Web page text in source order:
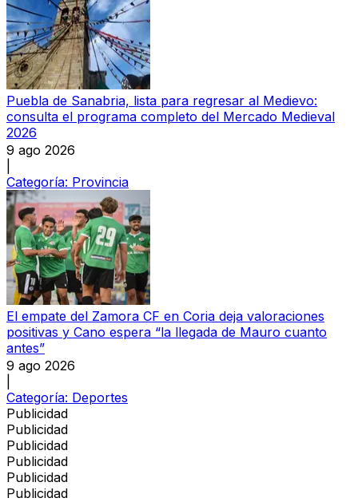
Puebla de Sanabria, lista para regresar al Medievo:
consulta el programa completo del Mercado Medieval
2026
9 ago 2026
Categoría: Provincia
El empate del Zamora CF en Coria deja valoraciones
positivas y Cano espera “la llegada de Mauro cuanto
antes”
9 ago 2026
Categoría: Deportes
Publicidad
Publicidad
Publicidad
Publicidad
Publicidad
Publicidad